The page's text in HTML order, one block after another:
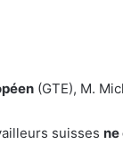
(GTE), M.
suisses